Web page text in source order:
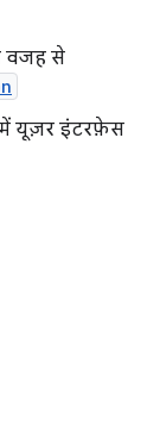
वजह से
में यूज़र इंटरफ़ेस